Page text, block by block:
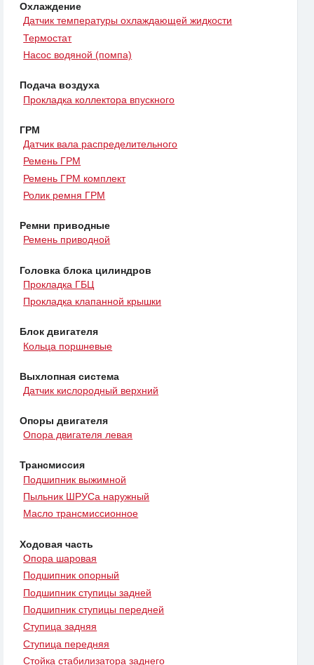
Охлаждение
Датчик температуры охлаждающей жидкости
Термостат
Насос водяной (помпа)
Подача воздуха
Прокладка коллектора впускного
ГРМ
Датчик вала распределительного
Ремень ГРМ
Ремень ГРМ комплект
Ролик ремня ГРМ
Ремни приводные
Ремень приводной
Головка блока цилиндров
Прокладка ГБЦ
Прокладка клапанной крышки
Блок двигателя
Кольца поршневые
Выхлопная система
Датчик кислородный верхний
Опоры двигателя
Опора двигателя левая
Трансмиссия
Подшипник выжимной
Пыльник ШРУСа наружный
Масло трансмиссионное
Ходовая часть
Опора шаровая
Подшипник опорный
Подшипник ступицы задней
Подшипник ступицы передней
Ступица задняя
Ступица передняя
Стойка стабилизатора заднего